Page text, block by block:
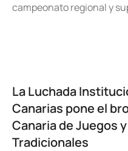
campeonato regional y
La Luchada
Canarias pone el
Canaria de Juegos
Tradicionales